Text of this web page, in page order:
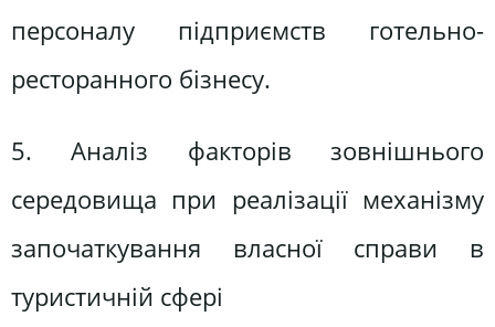
персоналу підприємств готельно-
ресторанного бізнесу.
5. Аналіз факторів зовнішнього
середовища при реалізації механізму
започаткування власної справи в
туристичній сфері